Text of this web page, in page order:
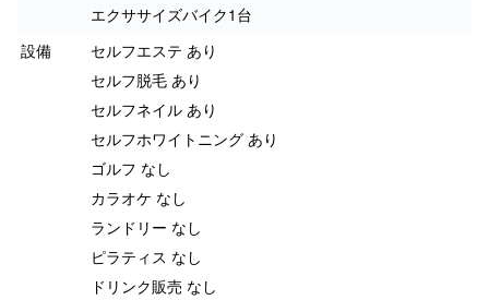
エクササイズバイク1台
設備
セルフエステ あり
セルフ脱毛 あり
セルフネイル あり
セルフホワイトニング あり
ゴルフ なし
カラオケ なし
ランドリー なし
ピラティス なし
ドリンク販売 なし